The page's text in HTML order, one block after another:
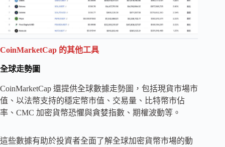
CoinMarketCap 的其他工具
全球走勢圖
CoinMarketCap 還提供全球數據走勢圖，包括現貨市場市
值、以法幣支持的穩定幣市值、交易量、比特幣市佔
率、CMC 加密貨幣恐懼與貪婪指數、期權波動等。
這些數據有助於投資者全面了解全球加密貨幣市場的動